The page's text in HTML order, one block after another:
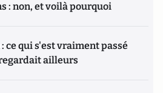
: non, et voilà pourquoi
ce qui s'est vraiment passé
ailleurs